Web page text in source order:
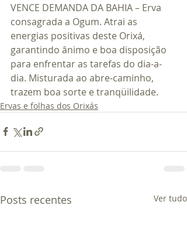
VENCE DEMANDA DA BAHIA – Erva
consagrada a Ogum. Atrai as
energias positivas deste Orixá,
garantindo ânimo e boa disposição
para enfrentar as tarefas do dia-a-
dia. Misturada ao abre-caminho,
trazem boa sorte e tranqüilidade.
Ervas e folhas dos Orixás
Posts recentes Ver tudo